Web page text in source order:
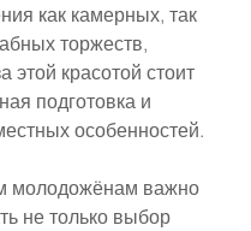
как камерных, так
торжеств,
этой красотой стоит
подготовка и
особенностей.
молодожёнам важно
не только выбор